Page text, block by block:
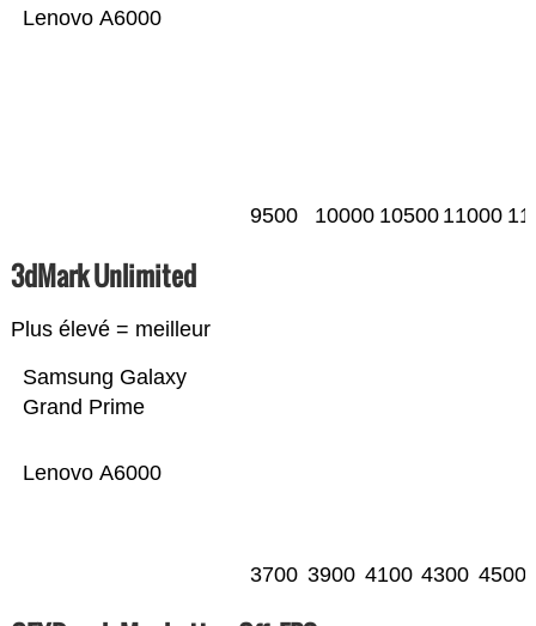
Lenovo A6000
9500 10000 10500 11000
3dMark Unlimited
Plus élevé = meilleur
Lenovo A6000
Samsung Galaxy
Grand Prime
3700 3900 4100 4300 4500